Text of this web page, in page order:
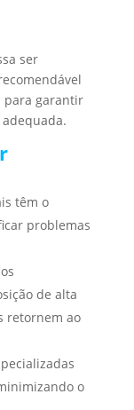
ser
para garantir
têm o
problemas
de alta
retornem ao
o